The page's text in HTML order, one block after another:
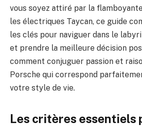
vous soyez attiré par la
les électriques Taycan, ce guide
les clés pour naviguer dans le
et prendre la meilleure décision
comment conjuguer passion et
Porsche qui correspond
votre style de vie.
Les critères essentiels